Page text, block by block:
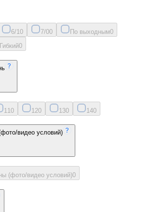
6/10 7/00 По выходным0
Гибкий0
11 0 120 130 140
видео условий)
(фото/видео условий)0